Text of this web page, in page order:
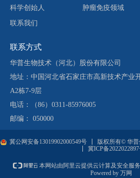
科学创始人
联系我们
肿瘤免疫领域
联系方式
华普生物技术（河北）股份有限公司
地址：中国河北省石家庄市高新技术产业
A2栋7-9层
电话：（86）0311-85976005
邮编： 050000
冀公网安备13019902000549号
版权所有© 华
冀ICP备
本网站由阿里云提供云计算及安全服务
Powered by 万网